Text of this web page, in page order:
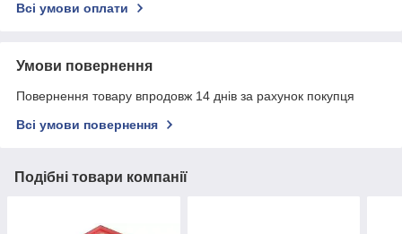
Всі умови оплати
Умови повернення
Повернення товару впродовж 14 днів за рахунок покупця
Всі умови повернення
Подібні товари компанії